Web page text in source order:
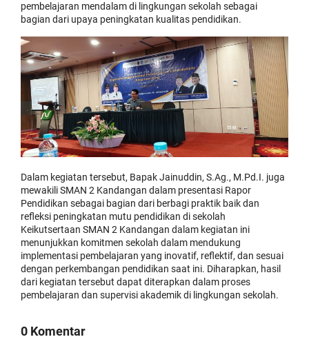
pembelajaran mendalam di lingkungan sekolah sebagai
bagian dari upaya peningkatan kualitas pendidikan.
Dalam kegiatan tersebut, Bapak Jainuddin, S.Ag., M.Pd.I. juga
mewakili SMAN 2 Kandangan dalam presentasi Rapor
Pendidikan sebagai bagian dari berbagi praktik baik dan
refleksi peningkatan mutu pendidikan di sekolah
Keikutsertaan SMAN 2 Kandangan dalam kegiatan ini
menunjukkan komitmen sekolah dalam mendukung
implementasi pembelajaran yang inovatif, reflektif, dan sesuai
dengan perkembangan pendidikan saat ini. Diharapkan, hasil
dari kegiatan tersebut dapat diterapkan dalam proses
pembelajaran dan supervisi akademik di lingkungan sekolah.
0 Komentar